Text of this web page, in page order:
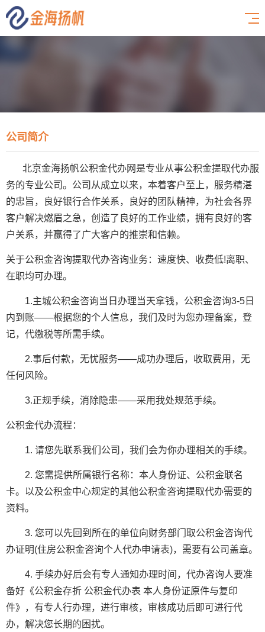
公司简介
北京金海扬帆公积金代办网是专业从事公积金提取代办服
务的专业公司。公司从成立以来，本着客户至上，服务精湛
的忠旨，良好银行合作关系，良好的团队精神，为社会各界
客户解决燃眉之急，创造了良好的工作业绩，拥有良好的客
户关系，并赢得了广大客户的推崇和信赖。
关于公积金咨询提取代办咨询业务：速度快、收费低!离职、
在职均可办理。
1.主城公积金咨询当日办理当天拿钱，公积金咨询3-5日
内到账——根据您的个人信息，我们及时为您办理备案，登
记，代缴税等所需手续。
2.事后付款，无忧服务——成功办理后，收取费用，无
任何风险。
3.正规手续，消除隐患——采用我处规范手续。
公积金代办流程：
1. 请您先联系我们公司，我们会为你办理相关的手续。
2. 您需提供所属银行名称：本人身份证、公积金联名
卡。以及公积金中心规定的其他公积金咨询提取代办需要的
资料。
3. 您可以先回到所在的单位向财务部门取公积金咨询代
办证明(住房公积金咨询个人代办申请表)，需要有公司盖章。
4. 手续办好后会有专人通知办理时间，代办咨询人要准
备好《公积金存折 公积金代办表 本人身份证原件与复印
件》，有专人行办理，进行审核，审核成功后即可进行代
办，解决您长期的困扰。